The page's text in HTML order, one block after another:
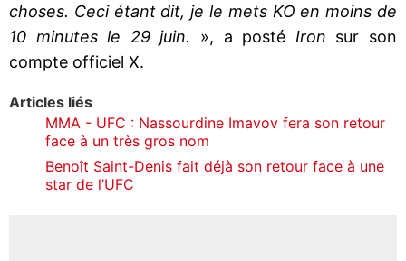
choses. Ceci étant dit, je le mets KO en moins de
10 minutes le 29 juin. », a posté Iron sur son
compte officiel X.
Articles liés
MMA - UFC : Nassourdine Imavov fera son retour
face à un très gros nom
Benoît Saint-Denis fait déjà son retour face à une
star de l’UFC